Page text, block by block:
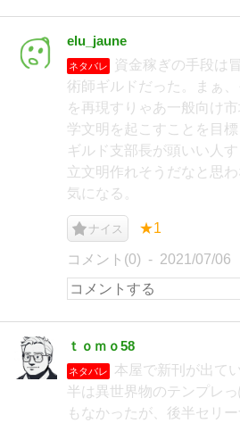
elu_jaune
ネタバレ
資金稼ぎの手段は
術師ギルドだった。まぁ
を再現すりゃあ一般向け
学文明を起こすことを目
ギルド支部長が頭いい人
立文明作れそうだなと思
気になる。
ナイス ★1
コメント(0) 2021/07/06
ｔｏｍｏ58
ネタバレ
本屋で新刊が出て
半は異世界物のテンプレ
もなかったが、後半セリ